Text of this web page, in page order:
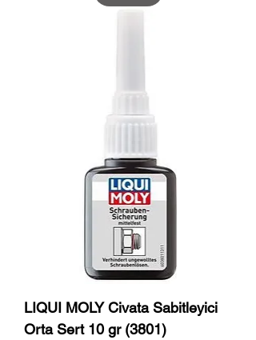
LIQUI MOLY Civata Sabitleyici
Orta Sert 10 gr (3801)